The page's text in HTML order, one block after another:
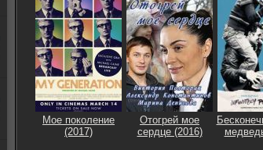
Мое поколение
(2017)
Отогрей мое
сердце (2016)